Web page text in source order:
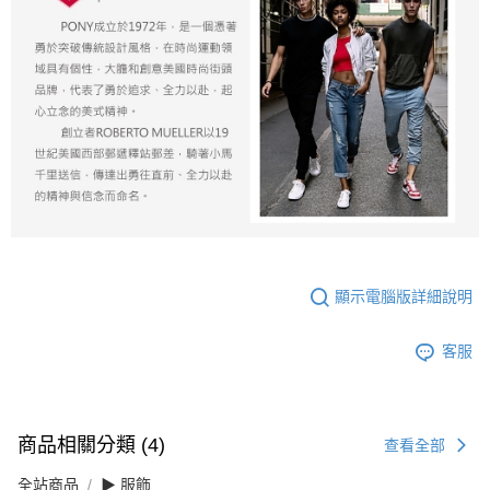
顯示電腦版詳細說明
客服
商品相關分類 (4) 查看全部
全站商品 ▶ 服飾